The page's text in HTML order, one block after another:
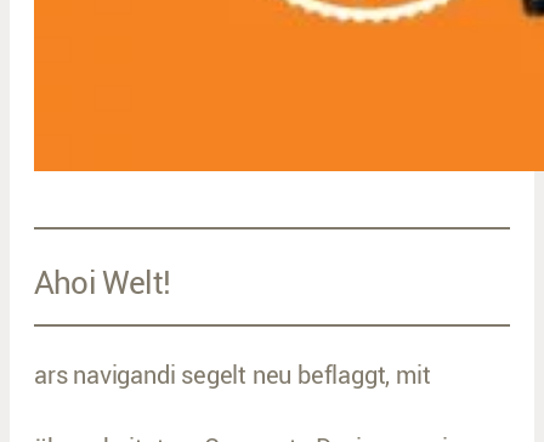
Ahoi Welt!
ars navigandi segelt neu beflaggt, mit